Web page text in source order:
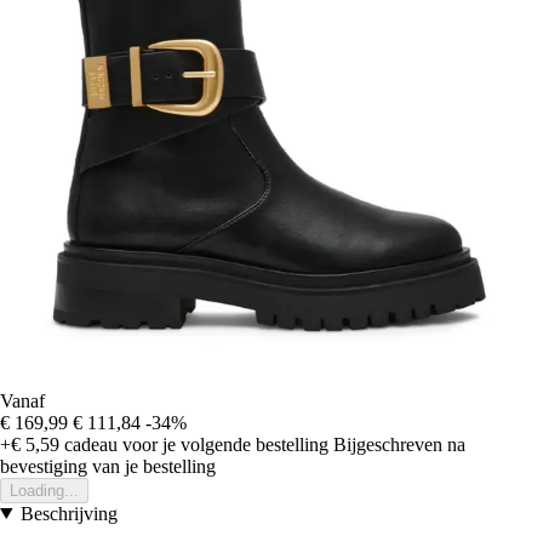
Vanaf
€ 169,99 € 111,84 -34%
+€ 5,59 cadeau voor je volgende bestelling Bijgeschreven na
bevestiging van je bestelling
Loading...
Beschrijving